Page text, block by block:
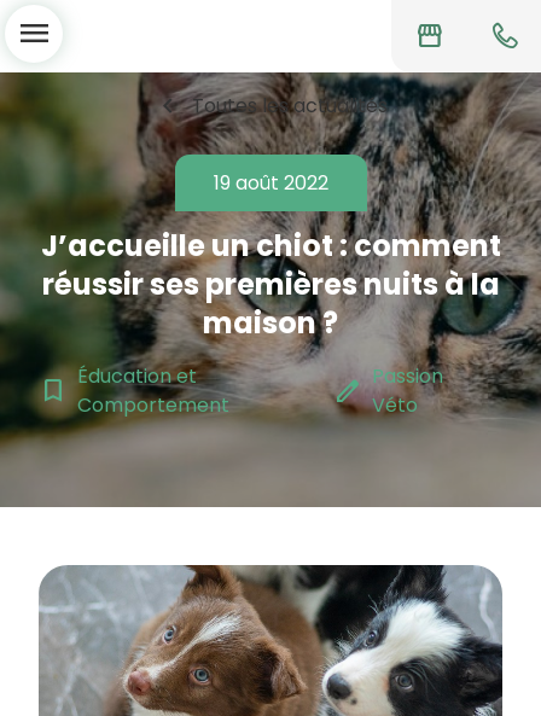
storefront
menu
chevron_left Toutes les actualités
19 août 2022
J’accueille un chiot : comment
réussir ses premières nuits à la
maison ?
bookmark_border
Éducation et
Comportement
edit Passion
Véto